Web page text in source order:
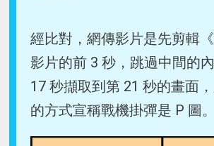
經比對，網傳影片是先剪輯
影片的前 3 秒，跳過中間的
17 秒擷取到第 21 秒的畫面
的方式宣稱戰機掛彈是 P 圖。